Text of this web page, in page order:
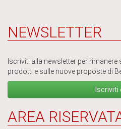
NEWSLETTER
Iscriviti alla newsletter per
prodotti e sulle nuove proposte di
Iscriviti
AREA